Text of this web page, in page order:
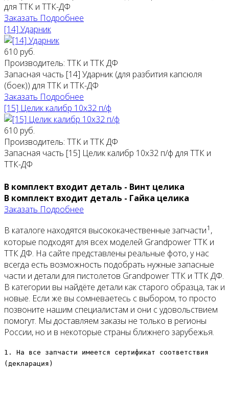
для ТТК и ТТК-ДФ
Заказать Подробнее
[14] Ударник
610 руб.
Производитель: ТТК и ТТК ДФ
Запасная часть [14] Ударник (для разбития капсюля
(боек)) для ТТК и ТТК-ДФ
Заказать Подробнее
[15] Целик калибр 10х32 п/ф
610 руб.
Производитель: ТТК и ТТК ДФ
Запасная часть [15] Целик калибр 10х32 п/ф для ТТК и
ТТК-ДФ
В комплект входит деталь - Винт целика
В комплект входит деталь - Гайка целика
Заказать Подробнее
В каталоге находятся высококачественные запчасти1 ,
которые подходят для всех моделей Grandpower ТТК и
ТТК ДФ. На сайте представлены реальные фото, у нас
всегда есть возможность подобрать нужные запасные
части и детали для пистолетов Grandpower ТТК и ТТК ДФ.
В категории вы найдёте детали как старого образца, так и
новые. Если же вы сомневаетесь с выбором, то просто
позвоните нашим специалистам и они с удовольствием
помогут. Мы доставляем заказы не только в регионы
России, но и в некоторые страны ближнего зарубежья.
1. На все запчасти имеется сертификат соответствия
(декларация)